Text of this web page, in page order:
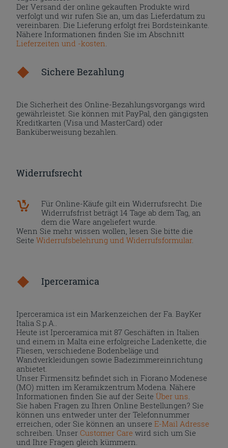
Der Versand der online gekauften Produkte wird
verfolgt und wir rufen Sie an, um das Lieferdatum zu
vereinbaren. Die Lieferung erfolgt frei Bordsteinkante.
Nähere Informationen finden Sie im Abschnitt
Lieferzeiten und -kosten.
Sichere Bezahlung
Die Sicherheit des Online-Bezahlungsvorgangs wird
gewährleistet. Sie können mit PayPal, den gängigsten
Kreditkarten (Visa und MasterCard) oder
Banküberweisung bezahlen.
Widerrufsrecht
Für Online-Käufe gilt ein Widerrufsrecht. Die
Widerrufsfrist beträgt 14 Tage ab dem Tag, an
dem die Ware angeliefert wurde.
Wenn Sie mehr wissen wollen, lesen Sie bitte die
SeiteWiderrufsbelehrung und Widerrufsformular.
Iperceramica
Iperceramica ist ein Markenzeichen der Fa. BayKer
Italia S.p.A..
Heute ist Iperceramica mit 87 Geschäften in Italien
und einem in Malta eine erfolgreiche Ladenkette, die
Fliesen, verschiedene Bodenbeläge und
Wandverkleidungen sowie Badezimmereinrichtung
anbietet.
Unser Firmensitz befindet sich in Fiorano Modenese
(MO) mitten im Keramikzentrum Modena. Nähere
Informationen finden Sie auf der Seite Über uns.
Sie haben Fragen zu Ihren Online Bestellungen? Sie
können uns entweder unter der Telefonnummer
erreichen, oder Sie können an unsereE-Mail Adresse
schreiben. UnserCustomer Care wird sich um Sie
und Ihre Fragen gleich kümmern.